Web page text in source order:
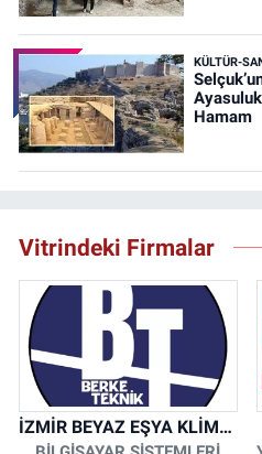
KÜLTÜR-
Hamam
Vitrindeki Firmalar
İZMİR BEYAZ EŞYA KLİMA KOMBİ SERVİSİ